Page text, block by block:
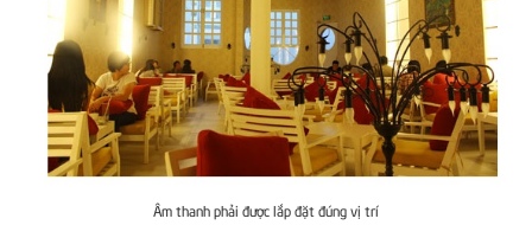
Âm thanh phải được lắp đặt đúng vị trí